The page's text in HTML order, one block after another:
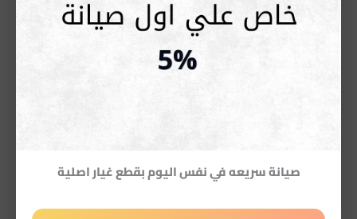
صيانة سريعه في نفس اليوم بقطع غيار اصلية
من الخدمات الأساسية اللي بيدور عليها
أي عميل عند حدوث عطل مفاجئ في الأجهزة المنزلية، لأن
نقدم خدمة متكاملة في تصليح أجهزة اريستون في القاهرةتعتمد
مع استخدام أدوات حديثة تساعد في تحديد سبب المشكلة بشكل